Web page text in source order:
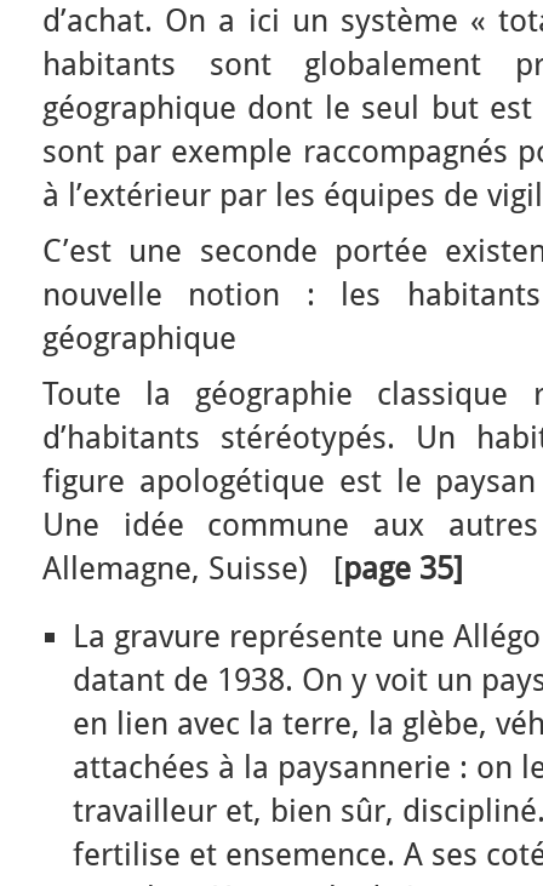
d’achat. On a ici un système «
habitants sont globalement
géographique dont le seul but est
sont par exemple raccompagnés
à l’extérieur par les équipes de
C’est une seconde portée
nouvelle notion : les
géographique
Toute la géographie
d’habitants stéréotypés. Un
figure apologétique est le
Une idée commune aux
Allemagne, Suisse) [page 35]
La gravure représente une
datant de 1938. On y voit un
en lien avec la terre, la glèbe,
attachées à la paysannerie : on
travailleur et, bien sûr,
fertilise et ensemence. A ses